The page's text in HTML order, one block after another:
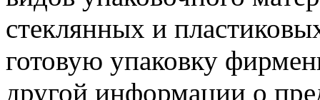
стеклянных и
готовую упаковку
другой информации о